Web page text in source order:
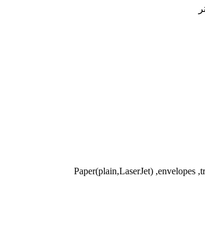
Paper(plain,LaserJet) ,envelopes